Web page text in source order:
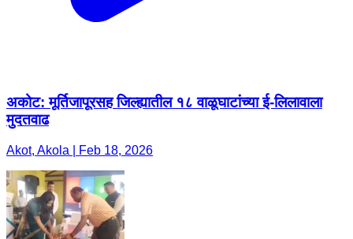
अकोट: मूर्तिजापूरसह जिल्ह्यातील १८ वाळूघाटांच्या ई-लिलावाला
मुदतवाढ
Akot, Akola | Feb 18, 2026